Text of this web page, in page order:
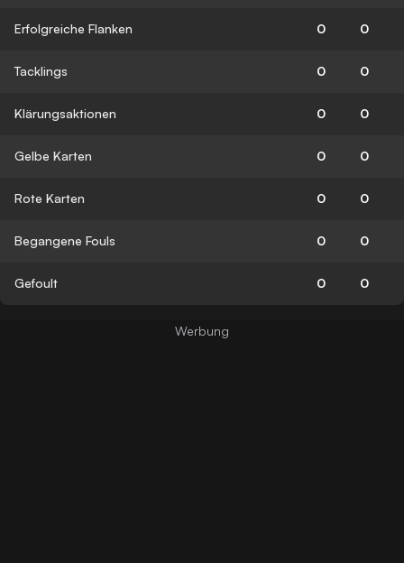
Erfolgreiche Flanken 0 0
Tacklings 0 0
Klärungsaktionen 0 0
Gelbe Karten 0 0
Rote Karten 0 0
Begangene Fouls 0 0
Gefoult 0 0